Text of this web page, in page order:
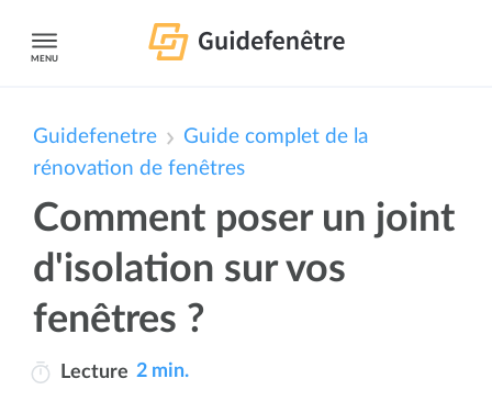
MENU
Guidefenetre
Guide complet de la
rénovation de fenêtres
Comment poser un joint
d'isolation sur vos
fenêtres ?
Lecture 2 min.